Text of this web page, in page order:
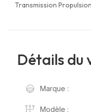
Transmission
Détails du
Marque :
Modèle :